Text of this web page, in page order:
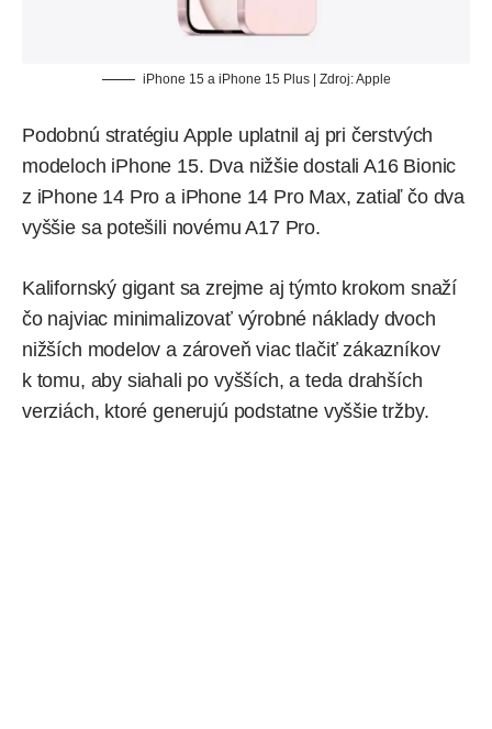
iPhone 15 a iPhone 15 Plus | Zdroj: Apple
Podobnú stratégiu Apple uplatnil aj pri čerstvých
modeloch iPhone 15. Dva nižšiedostali A16 Bionic
z iPhone 14 Pro a iPhone 14 Pro Max, zatiaľ čo dva
vyššiesa potešili novému A17 Pro.
Kalifornský gigant sa zrejme aj týmto krokom snaží
čo najviac minimalizovať výrobné náklady dvoch
nižších modelov a zároveň viac tlačiť zákazníkov
k tomu, aby siahali po vyšších, a teda drahších
verziách, ktoré generujú podstatne vyššie tržby.